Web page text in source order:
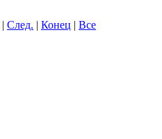
| След. | Конец | Все